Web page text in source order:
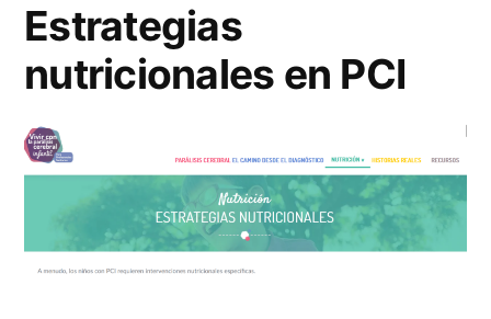
Estrategias
nutricionales en PCI